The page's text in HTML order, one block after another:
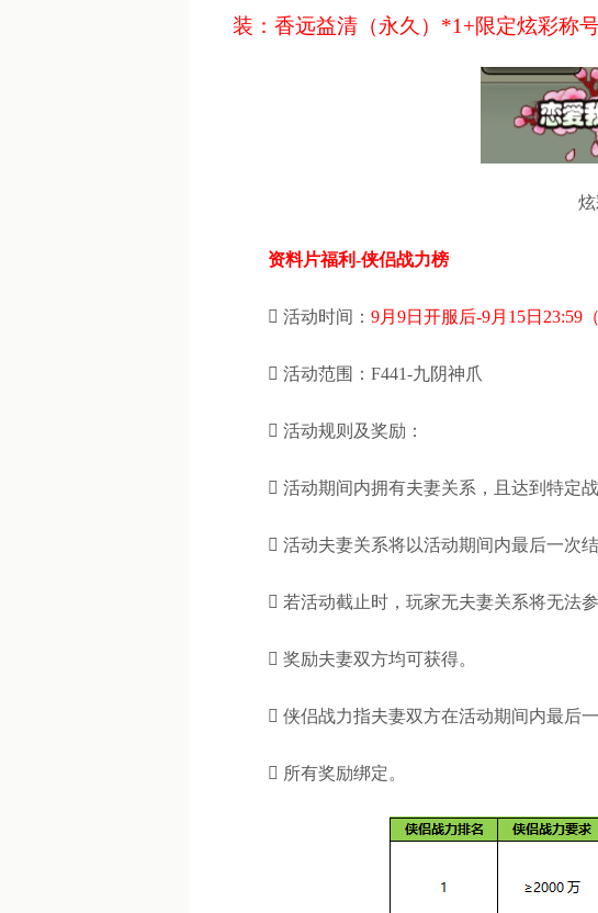
装：香远益清（永久）*1+限定炫彩称
资料片福利-侠侣战力榜
 活动时间： 9月9日开服后-9月15日23:59
 活动范围：F441-九阴神爪
 活动规则及奖励：
 活动期间内拥有夫妻关系，且达到特定
 活动夫妻关系将以活动期间内最后一次结
 若活动截止时，玩家无夫妻关系将无法参
 奖励夫妻双方均可获得。
 侠侣战力指夫妻双方在活动期间内最后
 所有奖励绑定。